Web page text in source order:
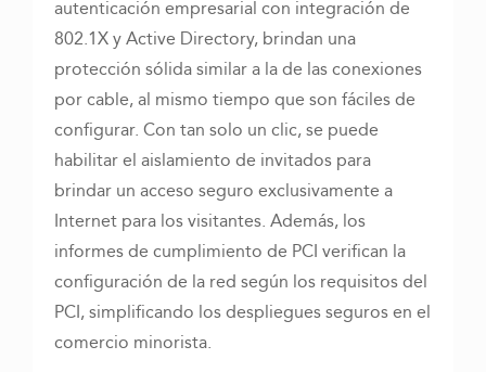
autenticación empresarial con integración de
802.1X y Active Directory, brindan una
protección sólida similar a la de las conexiones
por cable, al mismo tiempo que son fáciles de
configurar. Con tan solo un clic, se puede
habilitar el aislamiento de invitados para
brindar un acceso seguro exclusivamente a
Internet para los visitantes. Además, los
informes de cumplimiento de PCI verifican la
configuración de la red según los requisitos del
PCI, simplificando los despliegues seguros en el
comercio minorista.